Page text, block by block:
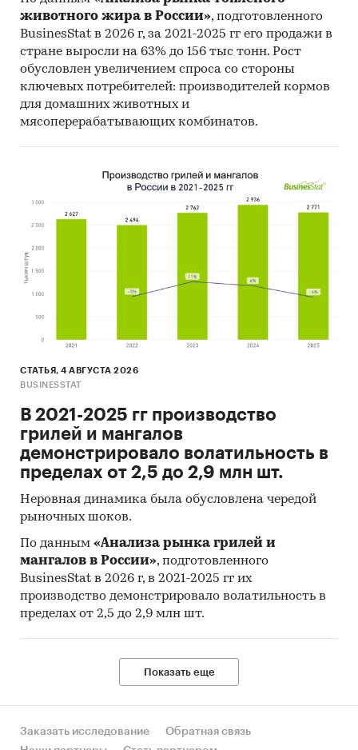
животного жира в России», подготовленного
BusinesStat в 2026 г, за 2021-2025 гг его продажи в
стране выросли на 63% до 156 тыс тонн. Рост
обусловлен увеличением спроса со стороны
ключевых потребителей: производителей кормов
для домашних животных и
мясоперерабатывающих комбинатов.
СТАТЬЯ, 4 АВГУСТА 2026
BUSINESSTAT
В 2021-2025 гг производство
грилей и мангалов
демонстрировало волатильность в
пределах от 2,5 до 2,9 млн шт.
Неровная динамика была обусловлена чередой
рыночных шоков.
По данным «Анализа рынка грилей и
мангалов в России», подготовленного
BusinesStat в 2026 г, в 2021-2025 гг их
производство демонстрировало волатильность в
пределах от 2,5 до 2,9 млн шт.
Показать еще
Заказать исследование
Обратная связь